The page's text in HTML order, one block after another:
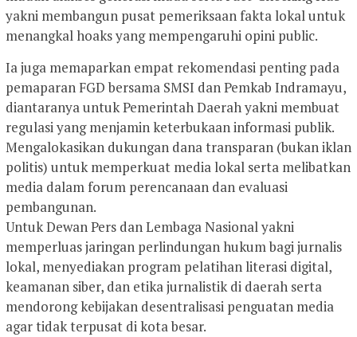
yakni membangun pusat pemeriksaan fakta lokal untuk
menangkal hoaks yang mempengaruhi opini public.
Ia juga memaparkan empat rekomendasi penting pada
pemaparan FGD bersama SMSI dan Pemkab Indramayu,
diantaranya untuk Pemerintah Daerah yakni membuat
regulasi yang menjamin keterbukaan informasi publik.
Mengalokasikan dukungan dana transparan (bukan iklan
politis) untuk memperkuat media lokal serta melibatkan
media dalam forum perencanaan dan evaluasi
pembangunan.
Untuk Dewan Pers dan Lembaga Nasional yakni
memperluas jaringan perlindungan hukum bagi jurnalis
lokal, menyediakan program pelatihan literasi digital,
keamanan siber, dan etika jurnalistik di daerah serta
mendorong kebijakan desentralisasi penguatan media
agar tidak terpusat di kota besar.